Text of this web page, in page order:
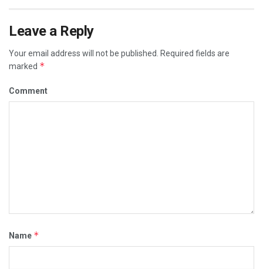
Leave a Reply
Your email address will not be published.
Required fields are
marked *
Comment
Name *